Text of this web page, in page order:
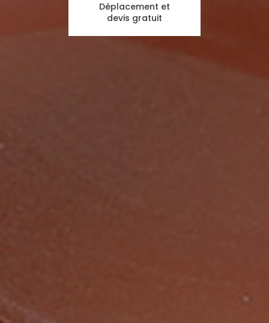
Déplacement et
devis gratuit